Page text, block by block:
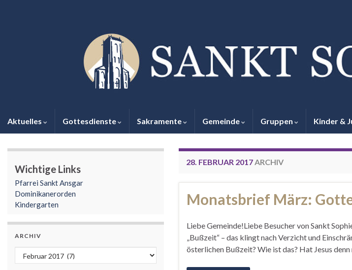
Aktuelles Gottesdienste Sakramente Gemeinde Gruppen Kinder &
28. FEBRUAR 2017ARCHIV
Monatsbrief März:
Liebe Gemeinde!Liebe Besucher von Sankt
„Bußzeit“ – das klingt nach Verzicht und
österlichen Bußzeit? Wie ist das? Hat Jesus
Wichtige Links
Pfarrei Sankt Ansgar
Dominikanerorden
Kindergarten
ARCHIV
Archiv